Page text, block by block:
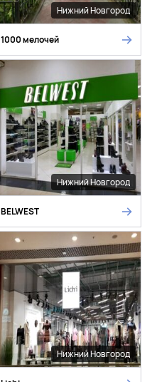
Нижний Новгород
1000 мелочей
Нижний Новгород
BELWEST
Нижний Новгород